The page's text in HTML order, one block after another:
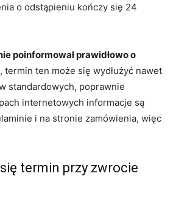
o odstąpieniu kończy się 24
poinformował prawidłowo o
, termin ten może się wydłużyć nawet
standardowych, poprawnie
internetowych informacje są
i na stronie zamówienia, więc
termin przy zwrocie